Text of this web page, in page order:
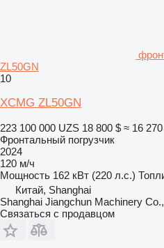
ZL50GN
10
XCMG ZL50GN
223 100 000 UZS 18 800 $ ≈ 16
Фронтальный погрузчик
2024
120 м/ч
Мощность 162 кВт (220 л.с.)
Китай, Shanghai
Shanghai Jiangchun Machinery
Связаться с продавцом